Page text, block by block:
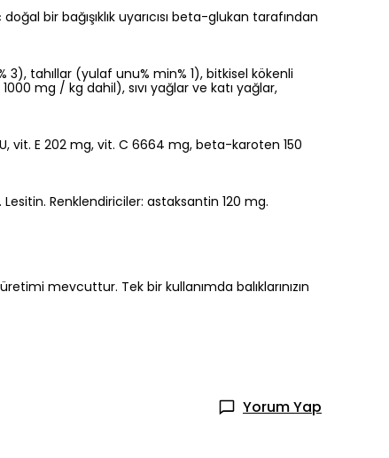
bir bağışıklık uyarıcısı beta-glukan tarafından
tahıllar (yulaf unu% min% 1), bitkisel kökenli
mg / kg dahil), sıvı yağlar ve katı yağlar,
vit. E 202 mg, vit. C 6664 mg, beta-karoten 150
Renklendiriciler: astaksantin 120 mg.
mevcuttur. Tek bir kullanımda balıklarınızın
Yorum Yap